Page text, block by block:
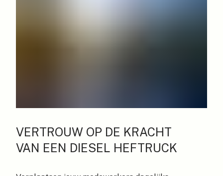
VERTROUW OP DE KRACHT
VAN EEN DIESEL HEFTRUCK